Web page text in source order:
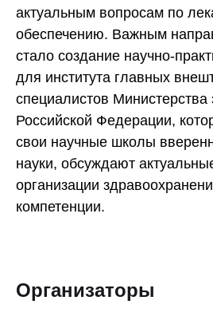
актуальным вопросам по
обеспечению. Важным
стало создание научно-
для института главных
специалистов Министерства
Российской Федерации,
свои научные школы
науки, обсуждают
организации
компетенции.
Организаторы